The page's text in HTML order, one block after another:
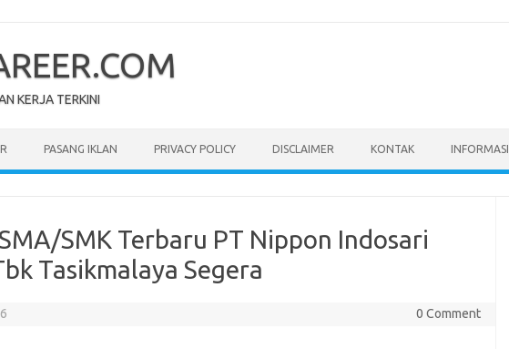
KERJA TERKINI
PASANG IKLAN PRIVACY POLICY DISCLAIMER KONTAK INFORMASI
SMK Terbaru PT Nippon Indosari
Tasikmalaya Segera
0 Comment